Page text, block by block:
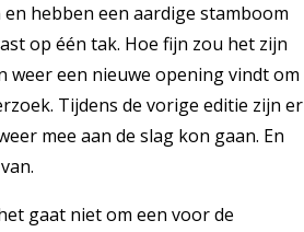
hebben een aardige stamboom
op één tak. Hoe fijn zou het zijn
weer een nieuwe opening vindt om
Tijdens de vorige editie zijn er
mee aan de slag kon gaan. En
gaat niet om een voor de